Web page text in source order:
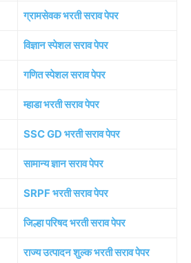
ग्रामसेवक भरती सराव पेपर
विज्ञान स्पेशल सराव पेपर
गणित स्पेशल सराव पेपर
म्हाडा भरती सराव पेपर
SSC GD भरती सराव पेपर
सामान्य ज्ञान सराव पेपर
SRPF भरती सराव पेपर
जिल्हा परिषद भरती सराव पेपर
राज्य उत्पादन शुल्क भरती सराव पेपर